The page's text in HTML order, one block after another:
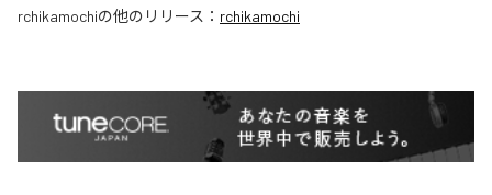
rchikamochiの他のリリース： rchikamochi